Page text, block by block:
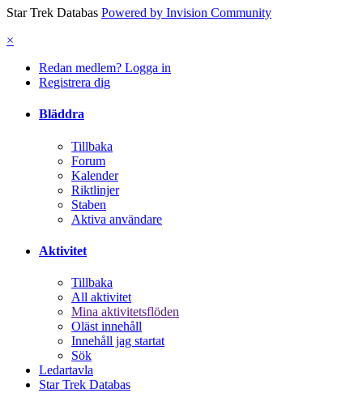
Star Trek Databas Powered by Invision Community
×
Redan medlem? Logga in
Registrera dig
Bläddra
Tillbaka
Forum
Kalender
Riktlinjer
Staben
Aktiva användare
Aktivitet
Tillbaka
All aktivitet
Mina aktivitetsflöden
Oläst innehåll
Innehåll jag startat
Sök
Ledartavla
Star Trek Databas